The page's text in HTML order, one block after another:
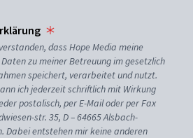
dass Hope Media meine
zu meiner Betreuung im gesetzlich
speichert, verarbeitet und nutzt.
ich jederzeit schriftlich mit Wirkung
postalisch, per E-Mail oder per Fax
str. 35, D – 64665 Alsbach-
Dabei entstehen mir keine anderen